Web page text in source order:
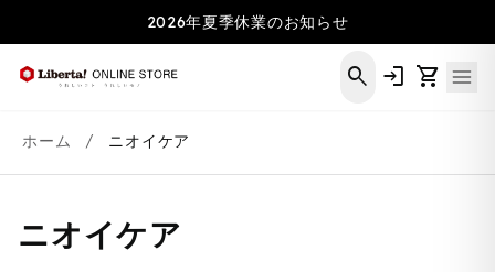
進む
2026年夏季休業のお知らせ
search login shopping_cart
ホーム / ニオイケア
ニオイケア